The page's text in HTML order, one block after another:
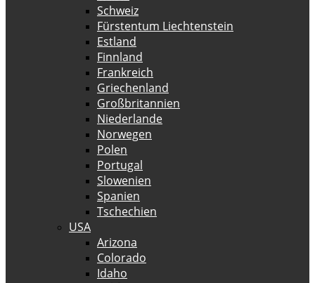
Schweiz
Fürstentum Liechtenstein
Estland
Finnland
Frankreich
Griechenland
Großbritannien
Niederlande
Norwegen
Polen
Portugal
Slowenien
Spanien
Tschechien
USA
Arizona
Colorado
Idaho